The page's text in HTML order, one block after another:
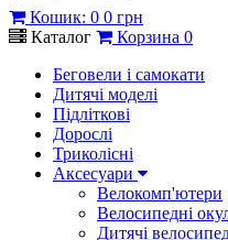
Кошик: 0 0 грн
Каталог
Корзина 0
Беговели і самокати
Дитячі моделі
Підліткові
Дорослі
Триколісні
Аксесуари
Велокомп'ютери
Велосипедні
Дитячі